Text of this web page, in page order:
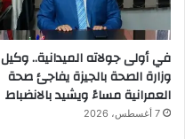
في أولى جولاته الميدانية.. وكيل
وزارة الصحة بالجيزة يفاجئ صحة
العمرانية مساءً ويشيد بالانضباط
7 أغسطس، 2026